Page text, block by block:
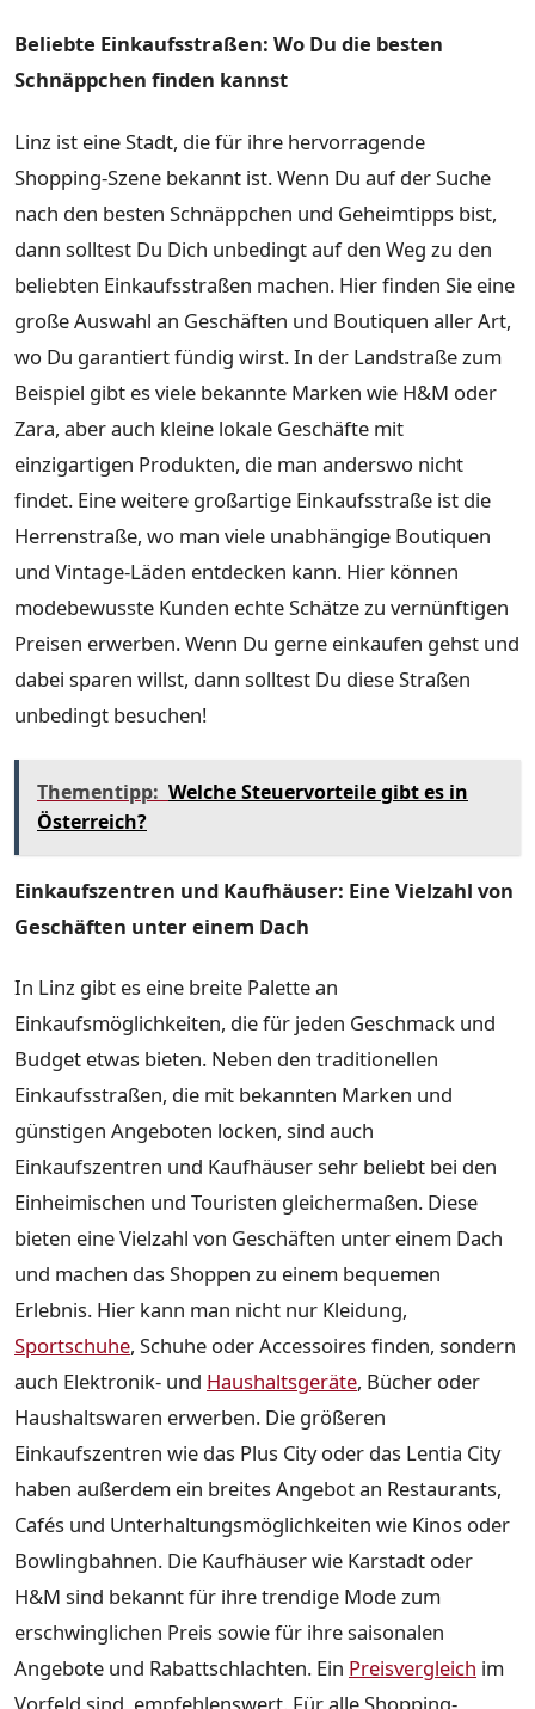
Beliebte Einkaufsstraßen: Wo Du die besten
Schnäppchen finden kannst
Linz ist eine Stadt, die für ihre hervorragende
Shopping-Szene bekannt ist. Wenn Du auf der Suche
nach den besten Schnäppchen und Geheimtipps bist,
dann solltest Du Dich unbedingt auf den Weg zu den
beliebten Einkaufsstraßen machen. Hier finden Sie eine
große Auswahl an Geschäften und Boutiquen aller Art,
wo Du garantiert fündig wirst. In der Landstraße zum
Beispiel gibt es viele bekannte Marken wie H&M oder
Zara, aber auch kleine lokale Geschäfte mit
einzigartigen Produkten, die man anderswo nicht
findet. Eine weitere großartige Einkaufsstraße ist die
Herrenstraße, wo man viele unabhängige Boutiquen
und Vintage-Läden entdecken kann. Hier können
modebewusste Kunden echte Schätze zu vernünftigen
Preisen erwerben. Wenn Du gerne einkaufen gehst und
dabei sparen willst, dann solltest Du diese Straßen
unbedingt besuchen!
Thementipp: Welche Steuervorteile gibt es in
Österreich?
Einkaufszentren und Kaufhäuser: Eine Vielzahl von
Geschäften unter einem Dach
In Linz gibt es eine breite Palette an
Einkaufsmöglichkeiten, die für jeden Geschmack und
Budget etwas bieten. Neben den traditionellen
Einkaufsstraßen, die mit bekannten Marken und
günstigen Angeboten locken, sind auch
Einkaufszentren und Kaufhäuser sehr beliebt bei den
Einheimischen und Touristen gleichermaßen. Diese
bieten eine Vielzahl von Geschäften unter einem Dach
und machen das Shoppen zu einem bequemen
Erlebnis. Hier kann man nicht nur Kleidung,
Sportschuhe, Schuhe oder Accessoires finden, sondern
auch Elektronik- und Haushaltsgeräte, Bücher oder
Haushaltswaren erwerben. Die größeren
Einkaufszentren wie das Plus City oder das Lentia City
haben außerdem ein breites Angebot an Restaurants,
Cafés und Unterhaltungsmöglichkeiten wie Kinos oder
Bowlingbahnen. Die Kaufhäuser wie Karstadt oder
H&M sind bekannt für ihre trendige Mode zum
erschwinglichen Preis sowie für ihre saisonalen
Angebote und Rabattschlachten. Ein Preisvergleich im